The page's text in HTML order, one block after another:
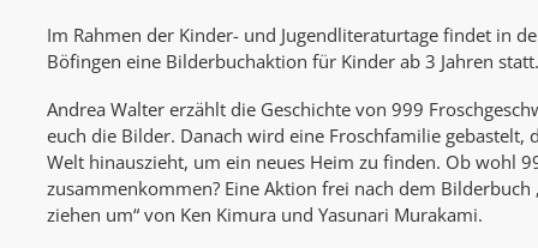
Im Rahmen der Kinder- und Jugendliteraturtage findet in
Böfingen eine Bilderbuchaktion für Kinder ab 3 Jahren
Andrea Walter erzählt die Geschichte von 999
euch die Bilder. Danach wird eine Froschfamilie gebastelt,
Welt hinauszieht, um ein neues Heim zu finden. Ob wohl
zusammenkommen? Eine Aktion frei nach dem Bilderbuch
ziehen um“ von Ken Kimura und Yasunari Murakami.